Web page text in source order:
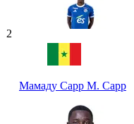
2
Мамаду Сарр М. Сарр